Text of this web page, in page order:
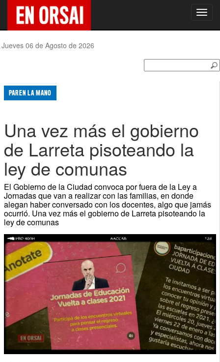
Jueves 06 de Agosto de 2026
PAREN LA MANO
Una vez más el gobierno
de Larreta pisoteando la
ley de comunas
El Gobierno de la Ciudad convoca por fuera de la Ley a
Jornadas que van a realizar con las familias, en donde
alegan haber conversado con los docentes, algo que jamás
ocurrió. Una vez más el gobierno de Larreta pisoteando la
ley de comunas